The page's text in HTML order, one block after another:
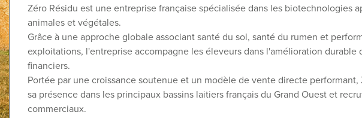
Zéro Résidu est une entreprise française spécialisée dans les biotechnologies
animales et végétales.
Grâce à une approche globale associant santé du sol, santé du rumen et
exploitations, l'entreprise accompagne les éleveurs dans l'amélioration
financiers.
Portée par une croissance soutenue et un modèle de vente directe
sa présence dans les principaux bassins laitiers français du Grand Ouest et
commerciaux.